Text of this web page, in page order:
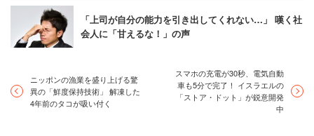
「上司が自分の能力を引き出してくれない…」 嘆く社
会人に「甘えるな！」の声
ニッポンの漁業を盛り上げる驚
異の「鮮度保持技術」 解凍した
4年前のタコが吸い付く
スマホの充電が30秒、電気自動
車も5分で完了！ イスラエルの
「ストア・ドット」が鋭意開発
中